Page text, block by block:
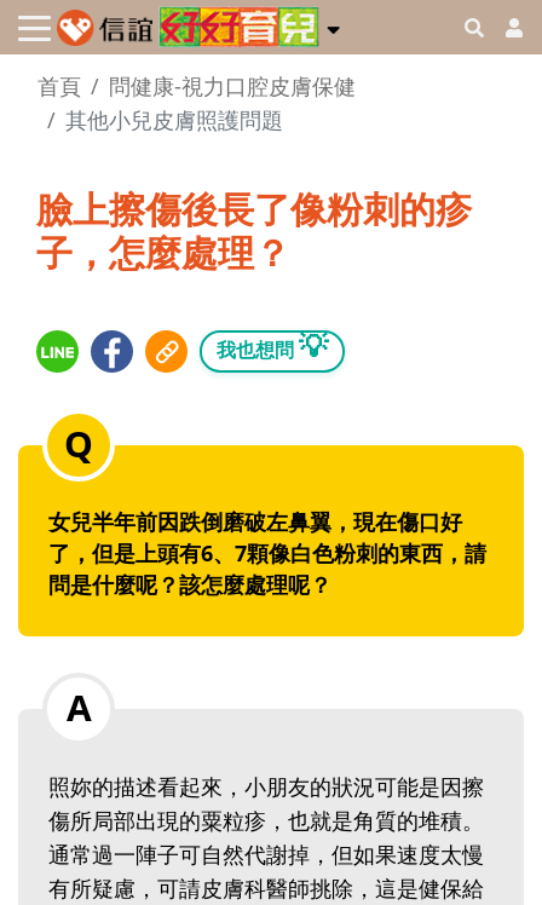
首頁
問健康-視力口腔皮膚保健
其他小兒皮膚照護問題
臉上擦傷後長了像粉刺的疹
子，怎麼處理？
我也想問 💡
女兒半年前因跌倒磨破左鼻翼，現在傷口好
了，但是上頭有6、7顆像白色粉刺的東西，請
問是什麼呢？該怎麼處理呢？
照妳的描述看起來，小朋友的狀況可能是因擦
傷所局部出現的粟粒疹，也就是角質的堆積。
通常過一陣子可自然代謝掉，但如果速度太慢
有所疑慮，可請皮膚科醫師挑除，這是健保給